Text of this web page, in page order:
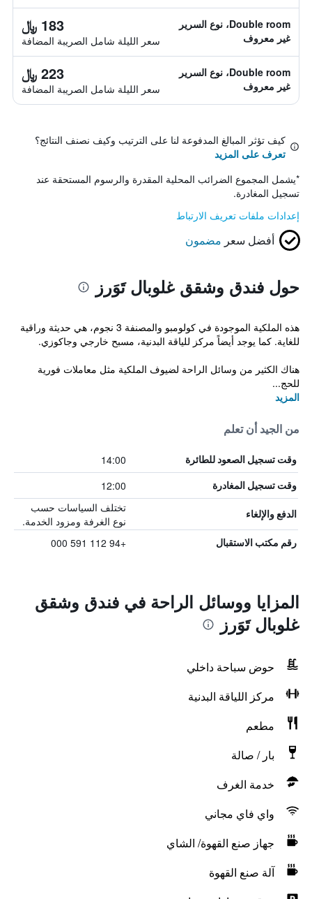
Double room، نوع السرير
غير معروف
183 ﷼
سعر الليلة شامل الصريبة المضافة
Double room، نوع السرير
غير معروف
223 ﷼
سعر الليلة شامل الصريبة المضافة
كيف تؤثر المبالغ المدفوعة لنا على الترتيب وكيف نصنف النتائج؟
تعرف على المزيد
*يشمل المجموع الضرائب المحلية المقدرة والرسوم المستحقة عند
تسجيل المغادرة.
إعدادات ملفات تعريف الارتباط
أفضل سعر مضمون
حول فندق وشقق غلوبال تَوَرز
هذه الملكية الموجودة في كولومبو والمصنفة 3 نجوم، هي حديثة وراقية
للغاية. كما يوجد أيضاً مركز للياقة البدنية، مسبح خارجي وجاكوزي.
هناك الكثير من وسائل الراحة لضيوف الملكية مثل معاملات فورية
للحج...
المزيد
من الجيد أن تعلم
وقت تسجيل الصعود للطائرة 14:00
وقت تسجيل المغادرة 12:00
الدفع والإلغاء
تختلف السياسات حسب
نوع الغرفة ومزود الخدمة.
رقم مكتب الاستقبال +94 112 591 000
المزايا ووسائل الراحة في فندق وشقق
غلوبال تَوَرز
حوض سباحة داخلي
مركز اللياقة البدنية
مطعم
بار / صالة
خدمة الغرف
واي فاي مجاني
جهاز صنع القهوة/ الشاي
آلة صنع القهوة